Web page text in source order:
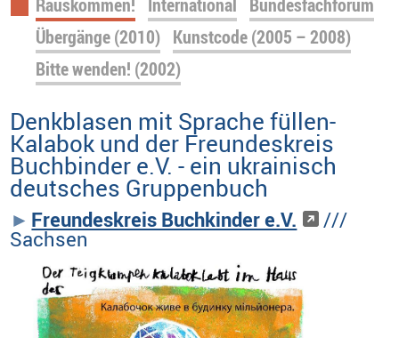
überspringen
Übergänge (2010) Kunstcode (2005 – 2008)
Bitte wenden! (2002)
Denkblasen mit Sprache füllen-
Kalabok und der Freundeskreis
Buchbinder e.V. - ein ukrainisch
deutsches Gruppenbuch
Freundeskreis Buchkinder e.V. ///
Sachsen